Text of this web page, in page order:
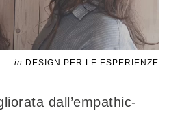
in DESIGN PER LE ESPERIENZE
dall’empathic-